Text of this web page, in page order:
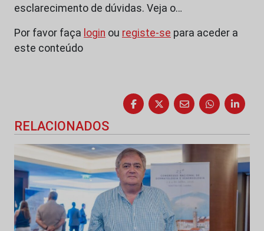
esclarecimento de dúvidas. Veja o…
Por favor faça login ou registe-se para aceder a
este conteúdo
RELACIONADOS